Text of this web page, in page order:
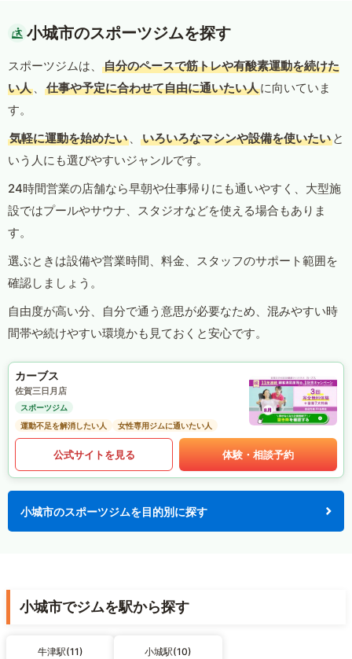
小城市のスポーツジムを探す
スポーツジムは、
自分のペースで筋トレや有酸素運動を続けた
い人 、 仕事や予定に合わせて自由に通いたい人に向いていま
す。
気軽に運動を始めたい 、 いろいろなマシンや設備を使いたい と
いう人にも選びやすいジャンルです。
24時間営業の店舗なら早朝や仕事帰りにも通いやすく、大型施
設ではプールやサウナ、スタジオなどを使える場合もありま
す。
選ぶときは設備や営業時間、料金、スタッフのサポート範囲を
確認しましょう。
自由度が高い分、自分で通う意思が必要なため、混みやすい時
間帯や続けやすい環境かも見ておくと安心です。
カーブス
佐賀三日月店
スポーツジム
運動不足を解消したい人
女性専用ジムに通いたい人
公式サイトを見る 体験・相談予約
小城市のスポーツジムを目的別に探す
小城市でジムを駅から探す
牛津駅(11) 小城駅(10)